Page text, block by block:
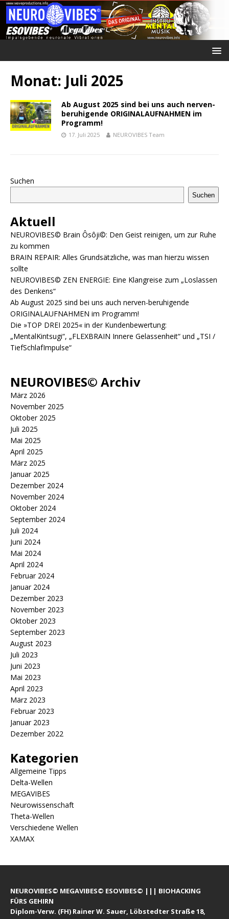
Monat: Juli 2025
Ab August 2025 sind bei uns auch nerven-
beruhigende ORIGINALAUFNAHMEN im
Programm!
17. Juli 2025 NEUROVIBES Team
Suchen
Suchen
Aktuell
NEUROVIBES© Brain Ôsôji©: Den Geist reinigen, um zur Ruhe
zu kommen
BRAIN REPAIR: Alles Grundsätzliche, was man hierzu wissen
sollte
NEUROVIBES© ZEN ENERGIE: Eine Klangreise zum „Loslassen
des Denkens“
Ab August 2025 sind bei uns auch nerven-beruhigende
ORIGINALAUFNAHMEN im Programm!
Die »TOP DREI 2025« in der Kundenbewertung:
„MentalKintsugi“, „FLEXBRAIN Innere Gelassenheit“ und „TSI /
TiefSchlafImpulse“
NEUROVIBES© Archiv
März 2026
November 2025
Oktober 2025
Juli 2025
Mai 2025
April 2025
März 2025
Januar 2025
Dezember 2024
November 2024
Oktober 2024
September 2024
Juli 2024
Juni 2024
Mai 2024
April 2024
Februar 2024
Januar 2024
Dezember 2023
November 2023
Oktober 2023
September 2023
August 2023
Juli 2023
Juni 2023
Mai 2023
April 2023
März 2023
Februar 2023
Januar 2023
Dezember 2022
Kategorien
Allgemeine Tipps
Delta-Wellen
MEGAVIBES
Neurowissenschaft
Theta-Wellen
Verschiedene Wellen
XAMAX
NEUROVIBES© MEGAVIBES© ESOVIBES© ||| BIOHACKING
FÜRS GEHIRN
Diplom-Verw. (FH) Rainer W. Sauer, Löbstedter Straße 18,